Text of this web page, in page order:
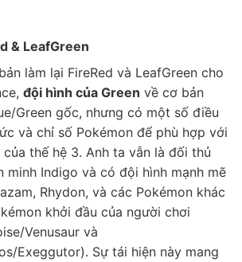
& LeafGreen
làm lại FireRed và LeafGreen cho
đội hình của Green về cơ bản
Green gốc, nhưng có một số điều
và chỉ số Pokémon để phù hợp với
thế hệ 3. Anh ta vẫn là đối thủ
minh Indigo và có đội hình mạnh mẽ
Rhydon, và các Pokémon khác
khởi đầu của người chơi
Venusaur và
Exeggutor). Sự tái hiện này mang